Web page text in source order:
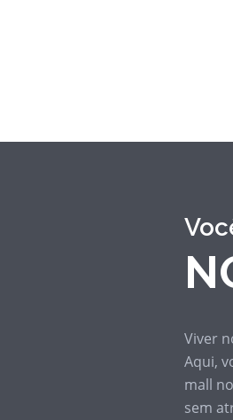
Viver
Aqui,
mall
sem